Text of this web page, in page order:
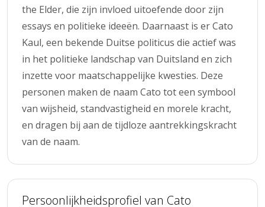
the Elder, die zijn invloed uitoefende door zijn
essays en politieke ideeën. Daarnaast is er Cato
Kaul, een bekende Duitse politicus die actief was
in het politieke landschap van Duitsland en zich
inzette voor maatschappelijke kwesties. Deze
personen maken de naam Cato tot een symbool
van wijsheid, standvastigheid en morele kracht,
en dragen bij aan de tijdloze aantrekkingskracht
van de naam.
Persoonlijkheidsprofiel van Cato